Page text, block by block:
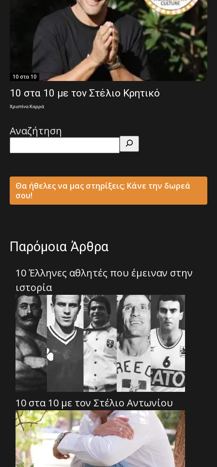
10 στα 10
10 στα 10 με τον Στέλιο Κρητικό
Χριστίνα Καρρά
Αναζήτηση
Θα ήθελες να μας στηρίξεις; Κάνε την δωρεά
σου!
Παρόμοια Άρθρα
10 Έλληνες αθλητές που έμειναν στην
ιστορία
10 στα 10 με τον Στέλιο Αντωνίου